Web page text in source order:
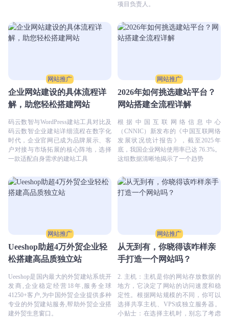
项目负责人。
网站推广
企业网站建设的具体流程详
解，助您轻松搭建网站
码云数智与WordPress建站工具对比及
码云数智企业建站详细流程在数字化
时代，企业官网已成为品牌展示、客
户对接与市场拓展的核心阵地，选择
一款适配自身需求的建站工具
网站推广
2026年如何挑选建站平台？
网站搭建全流程详解
根据中国互联网络信息中心
（CNNIC）新发布的《中国互联网络
发展状况统计报告》，截至2025年
底，我国企业网站使用率已达 76.3%。
这组数据清晰地揭示了一个趋势
网站推广
Ueeshop助超4万外贸企业轻
松搭建高品质独立站
Ueeshop是国内最大的外贸建站系统开
发商,企业稳定经营18年,服务全球
41250+客户,为中国外贸企业提供多种
专业的外贸建站服务,帮助外贸企业搭
建外贸生意窗口。
网站推广
从无到有，你晓得该咋样亲
手打造一个网站吗？
2. 主机：主机是你的网站存放数据的
地方，它决定了网站的访问速度和稳
定性。根据网站规模的不同，你可以
选择共享主机、VPS或独立服务器。
小贴士：在选择主机时，别忘了考虑